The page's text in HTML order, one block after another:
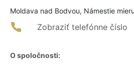
Moldava nad Bodvou, Námestie
Zobraziť telefónne číslo
O spoločnosti: